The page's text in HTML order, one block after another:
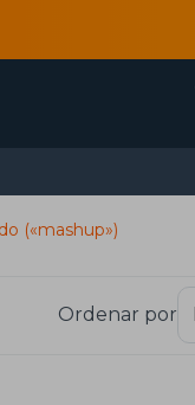
(«mashup»)
Ordenar por